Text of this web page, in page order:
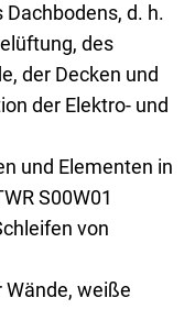
d. h.
des
der Decken und
der Elektro- und
und Elementen in
S00W01
von
Wände, weiße